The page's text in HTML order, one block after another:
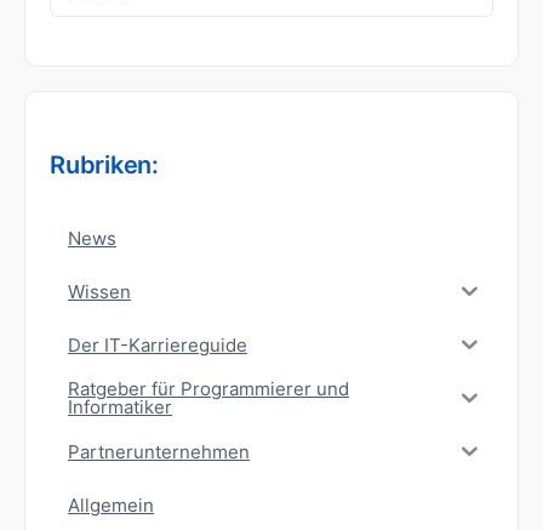
nach:
Rubriken:
News
Wissen
Der IT-Karriereguide
Ratgeber für Programmierer und
Informatiker
Partnerunternehmen
Allgemein